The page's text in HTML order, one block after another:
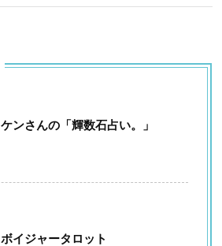
ケンさんの「輝数石占い。」
ボイジャータロット